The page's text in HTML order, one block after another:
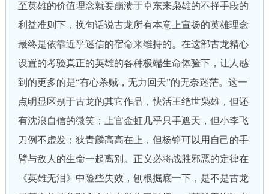
至英雄的价值理念就要崩溃于卓东来枭雄的不择手段的
利益准则下，换句话说古龙所有本意上宣扬的英雄理念
最终是依靠近乎迷信的宿命来维持的。在这部古龙精心
设置的考验真正的英雄的各种极端生命体验下，让人感
到的更多的是“有心杀贼，无力回天”的无奈迷茫。这一
点明显区别于古龙的其它作品，快活王绝世枭雄，但还
有沈浪自信的微笑；上官金虹几乎只手遮天，但小李飞
刀例不虚发；狄青麟高高在上，但杨铮可以用自己的手
臂与敌人的生命一起离别。正义必将战胜邪恶的定律在
《英雄无泪》中险些失效，刨根掘底一下，是不是古龙